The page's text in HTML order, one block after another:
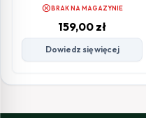
cancelBRAK NA MAGAZYNIE
159,00 zł
Dowiedz się więcej